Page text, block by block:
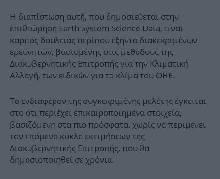
Η διαπίστωση αυτή, που δημοσιεύεται στην
επιθεώρηση Earth System Science Data, είναι
καρπός δουλειάς περίπου εξήντα διακεκριμένων
ερευνητών, βασισμένης στις μεθόδους της
Διακυβερνητικής Επιτροπής για την Κλιματική
Αλλαγή, των ειδικών για το κλίμα του ΟΗΕ.
Το ενδιαφέρον της συγκεκριμένης μελέτης έγκειται
στο ότι περιέχει επικαιροποιημένα στοιχεία,
βασιζόμενη στα πιο πρόσφατα, χωρίς να περιμένει
τον επόμενο κύκλο εκτιμήσεων της
Διακυβερνητικής Επιτροπής, που θα
δημοσιοποιηθεί σε χρόνια.